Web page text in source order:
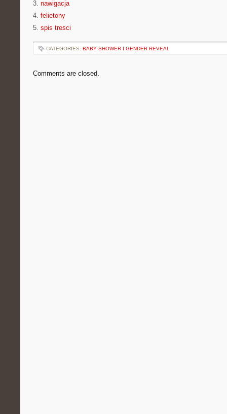
3. nawigacja
4. felietony
5. spis tresci
CATEGORIES: BABY SHOWER I GENDER REVEAL
Comments are closed.